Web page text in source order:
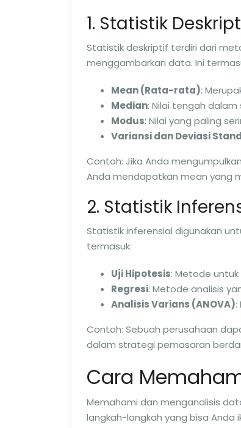
1. Statistik
Statistik deskriptif terdiri dari
menggambarkan data. Ini
Mean (Rata-rata):
Median: Nilai tengah
Modus: Nilai yang paling
Variansi dan Deviasi
Contoh: Jika Anda
Anda mendapatkan mean yang
2. Statistik
Statistik inferensial digunakan
termasuk:
Uji Hipotesis: Metode
Regresi: Metode analisis
Analisis Varians (ANOVA):
Contoh: Sebuah perusahaan
dalam strategi pemasaran
Cara
Memahami dan menganalisis
langkah-langkah yang bisa Anda